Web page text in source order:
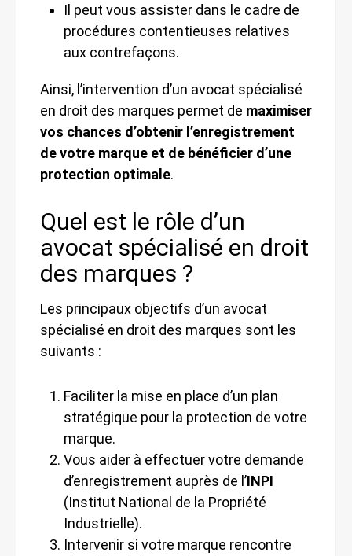
Il peut vous assister dans le cadre de
procédures contentieuses relatives
aux contrefaçons.
Ainsi, l’intervention d’un avocat spécialisé
en droit des marques permet de maximiser
vos chances d’obtenir l’enregistrement
de votre marque et de bénéficier d’une
protection optimale.
Quel est le rôle d’un
avocat spécialisé en droit
des marques ?
Les principaux objectifs d’un avocat
spécialisé en droit des marques sont les
suivants :
Faciliter la mise en place d’un plan
stratégique pour la protection de votre
marque.
Vous aider à effectuer votre demande
d’enregistrement auprès de l’INPI
(Institut National de la Propriété
Industrielle).
Intervenir si votre marque rencontre